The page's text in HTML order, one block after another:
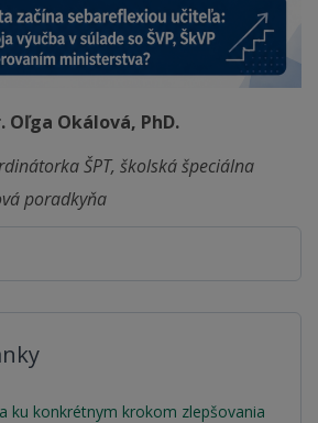
Oľga Okálová, PhD.
ŠPT, školská špeciálna
poradkyňa
ku konkrétnym krokom zlepšovania